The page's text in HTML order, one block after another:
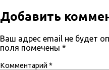
Добавить
Ваш адрес email не будет
поля помечены *
Комментарий*